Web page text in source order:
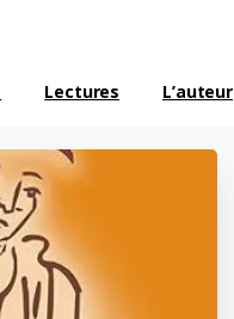
Lectures L’auteur